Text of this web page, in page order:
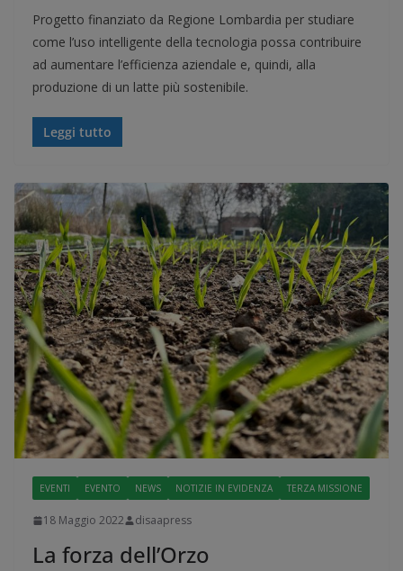
Progetto finanziato da Regione Lombardia per studiare
come l’uso intelligente della tecnologia possa contribuire
ad aumentare l’efficienza aziendale e, quindi, alla
produzione di un latte più sostenibile.
Leggi tutto
EVENTI EVENTO NEWS NOTIZIE IN EVIDENZA TERZA MISSIONE
18 Maggio 2022 disaapress
La forza dell’Orzo